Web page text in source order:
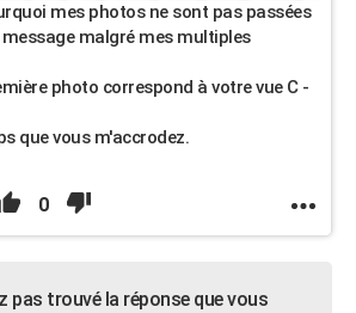
mes photos ne sont pas passées
malgré mes multiples
photo correspond à votre vue C -
que vous m'accrodez.
0
pas trouvé la réponse que vous